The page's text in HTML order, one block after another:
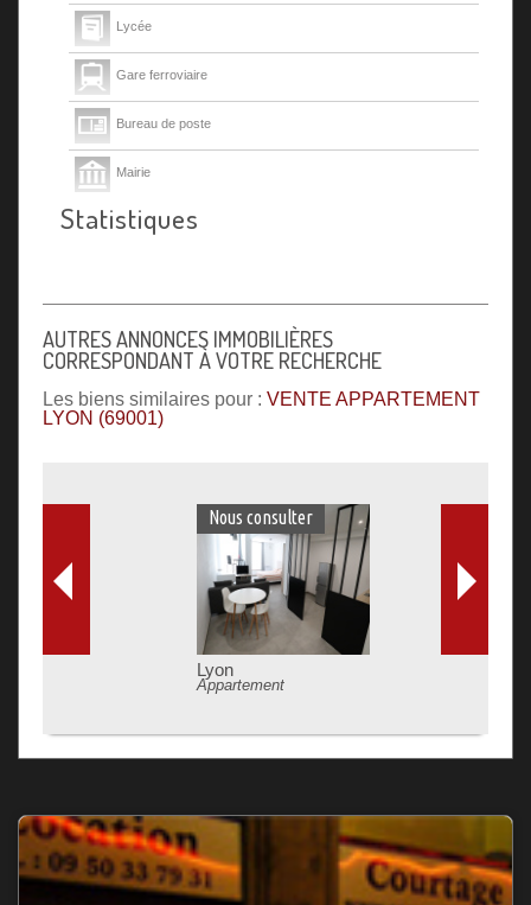
Lycée
Gare ferroviaire
Bureau de poste
Mairie
Presse et Tabac
Statistiques
AUTRES ANNONCES IMMOBILIÈRES
CORRESPONDANT À VOTRE RECHERCHE
Les biens similaires pour : VENTE APPARTEMENT
LYON (69001)
Nous consulter
Lyon
Appartement